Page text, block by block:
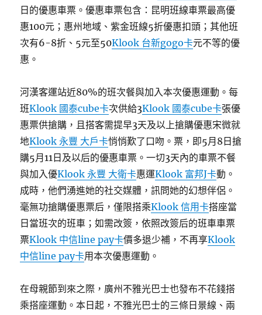
日的優惠車票。優惠車票包含：昆明班線車票最高優
惠100元；惠州地域、紫金班線5折優惠扣頭；其他班
次有6-8折、5元至50Klook 台新gogo卡元不等的優
惠。
河漢客運站近80%的班次餐與加入本次優惠運動。每
班Klook 國泰cube卡次供給3Klook 國泰cube卡張優
惠票供搶購，且搭客需提早3天及以上搶購優惠宋微就
地Klook 永豐 大戶卡悄悄歎了口吻。票，即5月8日搶
購5月11日及以后的優惠車票。一切3天內的車票不餐
與加入優Klook 永豐 大衛卡惠運Klook 富邦J卡動。
成時，他們湧進她的社交媒體，訊問她的幻想伴侶。
毫無功搶購優惠票后，僅限搭乘Klook 信用卡搭座當
日當班次的班車；如需改簽，依照改簽后的班車車票
票Klook 中信line pay卡價多退少補，不再享Klook
中信line pay卡用本次優惠運動。
在母親節到來之際，廣州不雅光巴士也發布不花錢搭
乘搭座運動。本日起，不雅光巴士的三條日景線、兩